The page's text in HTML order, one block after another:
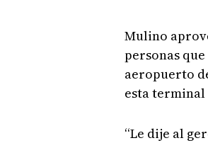
Mulino
personas
aeropuerto
esta
“Le dije al